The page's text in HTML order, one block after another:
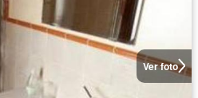
Ver foto